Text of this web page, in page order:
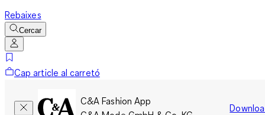
Rebaixes
Cercar
Cap article al carretó
C&A Fashion App